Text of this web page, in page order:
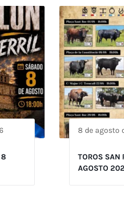
8
8 de agosto
TOROS SAN
AGOSTO